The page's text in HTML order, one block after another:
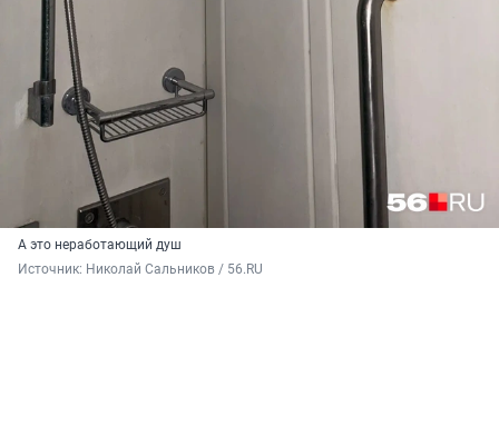
А это неработающий душ
Источник: Николай Сальников / 56.RU